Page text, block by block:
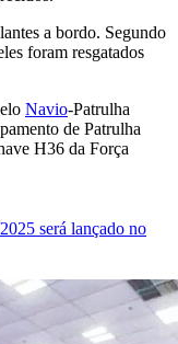
a bordo. Segundo
foram resgatados
Navio-Patrulha
de Patrulha
H36 da Força
será lançado no